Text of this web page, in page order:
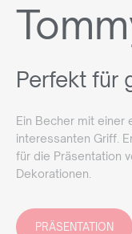
Perfekt für
Ein Becher mit einer
interessanten Griff.
für die Präsentation
Dekorationen.
PRÄSENTATION